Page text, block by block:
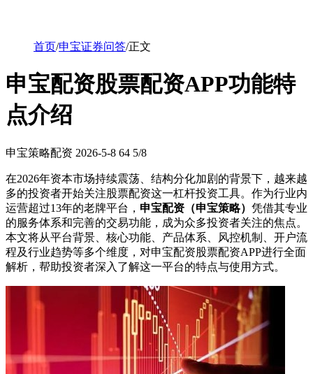
首页/申宝证券问答/正文
申宝配资股票配资APP功能特
点介绍
申宝策略配资 2026-5-8 64 5/8
在2026年资本市场持续震荡、结构分化加剧的背景下，越来越
多的投资者开始关注股票配资这一杠杆投资工具。作为行业内
运营超过13年的老牌平台， 申宝配资（申宝策略） 凭借其专业
的服务体系和完善的交易功能，成为众多投资者关注的焦点。
本文将从平台背景、核心功能、产品体系、风控机制、开户流
程及行业趋势等多个维度，对申宝配资股票配资APP进行全面
解析，帮助投资者深入了解这一平台的特点与使用方式。